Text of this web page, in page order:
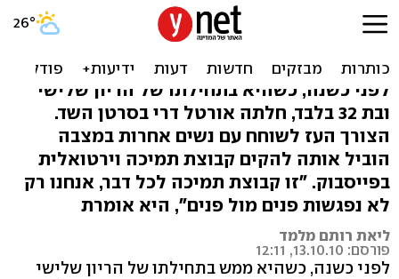
מקשיבים לך: 40 חולות סרטן
שד מצאו תמיכה בפייסבוק
לפני כשנה, כשהיא בתחילתו של הריון שלישי
ובת 32 בלבד, חלתה אורטל דרי בסרטן השד.
הצורך העז לשוחח עם נשים אחרות במצבה
הוביל אותה להקים קבוצת תמיכה וירטואלית
בפייסבוק. "זו קבוצת תמיכה לכל דבר, אנחנו רק
לא נפגשות פנים מול פנים", היא אומרת
ליאת רותם מלמד
פורסם: 13.10.10, 12:11
לפני כשנה, כשהיא ממש בתחילתו של הריון שלישי